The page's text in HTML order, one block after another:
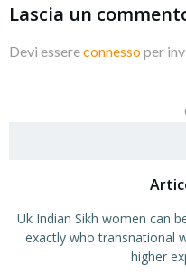
Lascia un
Devi essereconnessoper
Uk Indian Sikh women can
exactly who transnational
higher